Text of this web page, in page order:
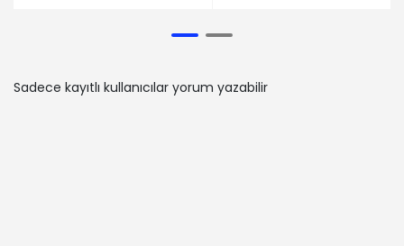
Sadece kayıtlı kullanıcılar yorum yazabilir